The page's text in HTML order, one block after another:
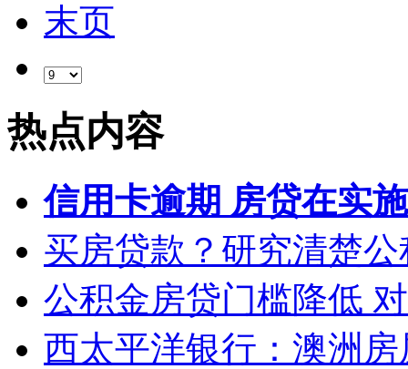
末页
热点内容
信用卡逾期 房贷在实
买房贷款？研究清楚
公积金房贷门槛降低
西太平洋银行：澳洲